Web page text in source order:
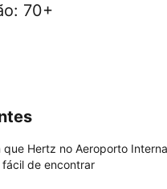
: 70+
Hertz no Aeroporto
de encontrar